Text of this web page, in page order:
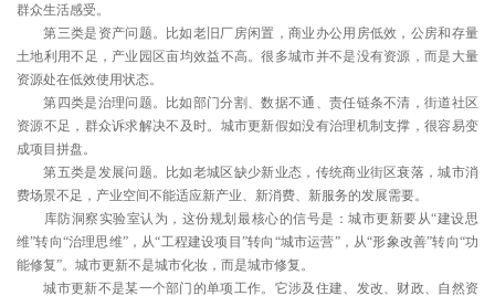
群众生活感受。
第三类是资产问题。比如老旧厂房闲置，商业办公用房低效，公房和存量
土地利用不足，产业园区亩均效益不高。很多城市并不是没有资源，而是大量
资源处在低效使用状态。
第四类是治理问题。比如部门分割、数据不通、责任链条不清，街道社区
资源不足，群众诉求解决不及时。城市更新假如没有治理机制支撑，很容易变
成项目拼盘。
第五类是发展问题。比如老城区缺少新业态，传统商业街区衰落，城市消
费场景不足，产业空间不能适应新产业、新消费、新服务的发展需要。
库防洞察实验室认为，这份规划最核心的信号是：城市更新要从“建设思
维”转向“治理思维”，从“工程建设项目”转向“城市运营”，从“形象改善”转向“功
能修复”。城市更新不是城市化妆，而是城市修复。
城市更新不是某一个部门的单项工作。它涉及住建、发改、财政、自然资